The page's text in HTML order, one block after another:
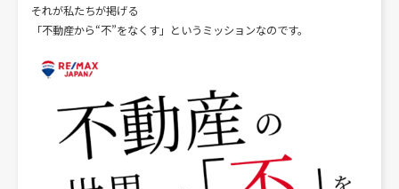
それが私たちが掲げる
「不動産から“不”をなくす」というミッションなのです。